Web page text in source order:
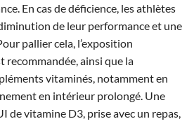
En cas de déficience, les athlètes
de leur performance et une
pallier cela, l’exposition
recommandée, ainsi que la
vitaminés, notamment en
en intérieur prolongé. Une
de vitamine D3, prise avec un repas,